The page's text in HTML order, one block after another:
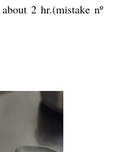
2 hr.(mistake nº